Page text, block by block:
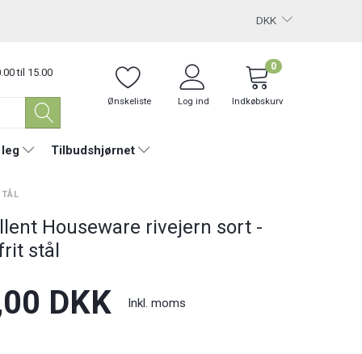
DKK
til 15.00
Ønskeliste Log ind Indkøbskurv
0
Tilbudshjørnet
Houseware rivejern sort -
stål
DKK Inkl. moms